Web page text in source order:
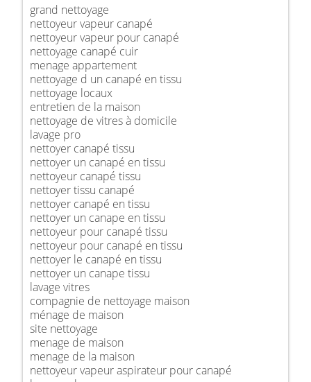
grand nettoyage
nettoyeur vapeur canapé
nettoyeur vapeur pour canapé
nettoyage canapé cuir
menage appartement
nettoyage d un canapé en tissu
nettoyage locaux
entretien de la maison
nettoyage de vitres à domicile
lavage pro
nettoyer canapé tissu
nettoyer un canapé en tissu
nettoyeur canapé tissu
nettoyer tissu canapé
nettoyer canapé en tissu
nettoyer un canape en tissu
nettoyeur pour canapé tissu
nettoyeur pour canapé en tissu
nettoyer le canapé en tissu
nettoyer un canape tissu
lavage vitres
compagnie de nettoyage maison
ménage de maison
site nettoyage
menage de maison
menage de la maison
nettoyeur vapeur aspirateur pour canapé